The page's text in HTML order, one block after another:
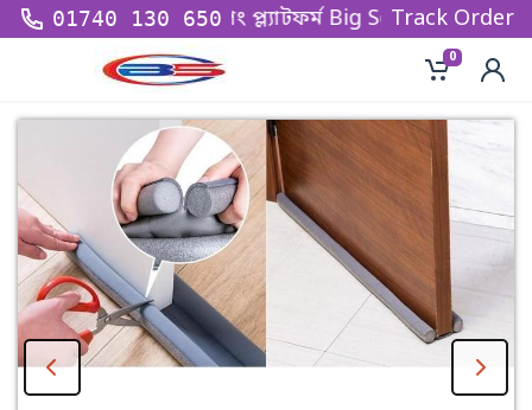
01740 130 650
অন্যতম বৃহত্তম শপিং প্ল্যাটফর্ম Big Sell BD - তে আপনাকে
Track Order
0